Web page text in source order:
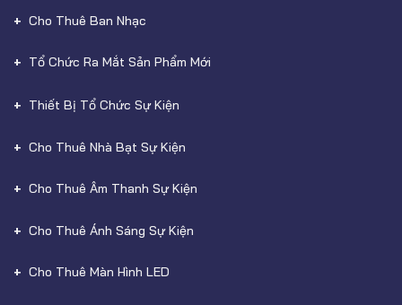
Cho Thuê Ban Nhạc
Tổ Chức Ra Mắt Sản Phẩm Mới
Thiết Bị Tổ Chức Sự Kiện
Cho Thuê Nhà Bạt Sự Kiện
Cho Thuê Âm Thanh Sự Kiện
Cho Thuê Ánh Sáng Sự Kiện
Cho Thuê Màn Hình LED